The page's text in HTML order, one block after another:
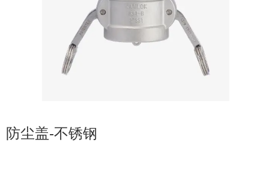
防尘盖-不锈钢